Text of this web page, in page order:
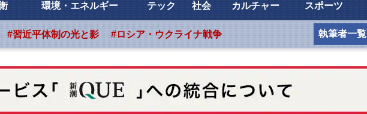
環境・エネルギー テック 社会 カルチャー スポーツ
#習近平体制の光と影 #ロシア・ウクライナ戦争 執筆者一覧